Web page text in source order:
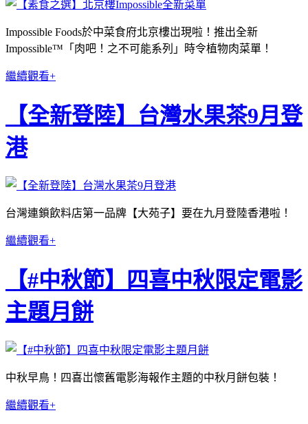
Impossible Foods於中菜食府北京樓岀現啦！推出全新
Impossible™「肉吧！之不可能系列」時令植物肉菜單！
繼續觀看+
【全新登陸】台灣水果茶9月登
港
台灣連鎖飲料店第一品牌【大苑子】要在九月登陸香港啦！
繼續觀看+
【#中秋節】四喜中秋限定電影
主題月餅
中秋早鳥！四喜岀懷舊電影海報作主題的中秋月餅包裝！
繼續觀看+